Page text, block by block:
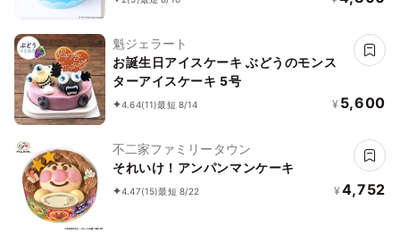
魁ジェラート
お誕生日アイスケーキ ぶどうのモンス
ターアイスケーキ 5号
4.64(11)最短 8/14 ¥ 5,600
不二家ファミリータウン
それいけ！アンパンマンケーキ
4.47(15)最短 8/22 ¥ 4,752